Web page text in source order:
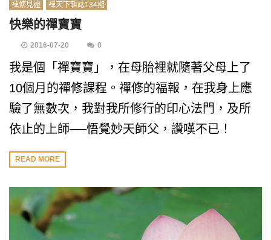
禪修見證 禪天下雜誌134期
快樂的禪寶寶
2016-07-20 0
我是個「禪寶寶」，在母胎裡就隨著父母上了
10個月的禪修課程。禪修的福報，在我身上應
驗了無數次，我對我所修行的印心法門，及所
依止的上師──悟覺妙天師父，讚嘆不已！
READ MORE